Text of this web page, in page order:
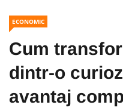
ECONOMIC
Cum
dintr-o
avantaj